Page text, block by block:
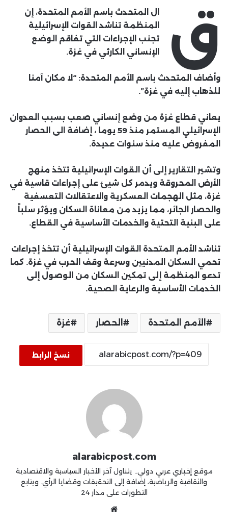
ق
ال المتحدث باسم الأمم المتحدة، إن
المنظمة تناشد القوات الإسرائيلية
تجنب الإجراءات التي تفاقم الوضع
الإنساني الكارثي في غزة.
وأضاف المتحدث باسم الأمم المتحدة: “لا مكان آمنا
للذهاب إليه في غزة”.
يعاني قطاع غزة من وضع إنساني صعب بسبب العدوان
الإسرائيلي المستمر منذ 59 يوما ، إضافة الى الحصار
المفروض عليه منذ سنوات عديدة.
وتشير التقارير إلى أن القوات الإسرائيلية تتخذ منهج
الأرض المحروقة ويدمر كل شيئ على إجراءات قاسية في
غزة، مثل الهجمات العسكرية والاعتقالات التعسفية
والحصار الجائر، مما يزيد من معاناة السكان ويؤثر سلباً
على البنية التحتية والخدمات الأساسية في القطاع.
تناشد الأمم المتحدة القوات الإسرائيلية أن تتخذ إجراءات
تحمي السكان المدنيين وسرعة وقف الحرب في غزة. كما
تدعو المنظمة إلى تمكين السكان من الوصول إلى
الخدمات الأساسية والرعاية الصحية.
الأمم المتحدة الحصار غزة
نسخ الرابط
alarabicpost.com
موقع إخباري عربي دولي.. يتناول آخر الأخبار السياسية والاقتصادية
والثقافية والرياضية، إضافة إلى التحقيقات وقضايا الرأي. ويتابع
التطورات على مدار 24